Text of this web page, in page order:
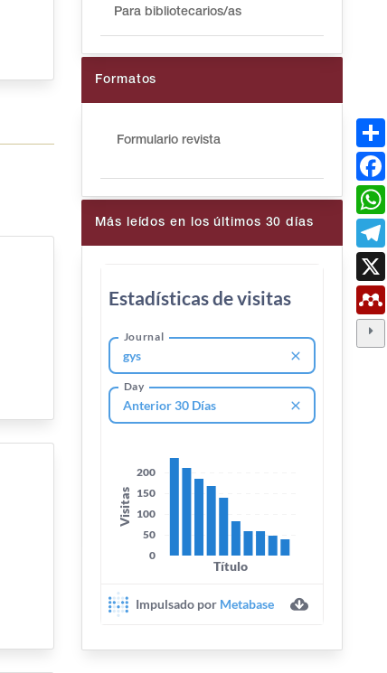
Para bibliotecarios/as
Formatos
Formulario revista
Más leídos en los últimos 30 días